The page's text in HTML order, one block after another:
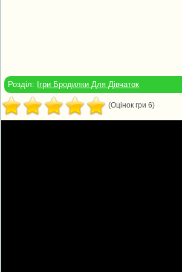
Розділ: Ігри Бродилки Для Дівчаток
(Оцінок гри 6)